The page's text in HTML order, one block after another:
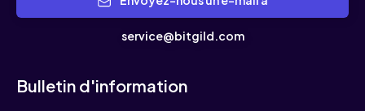
service@bitgild.com
Bulletin d'information